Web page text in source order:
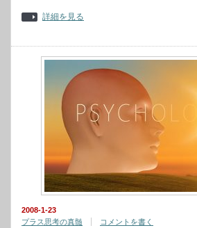
詳細を見る
2008-1-23
プラス思考の真髄
コメントを書く